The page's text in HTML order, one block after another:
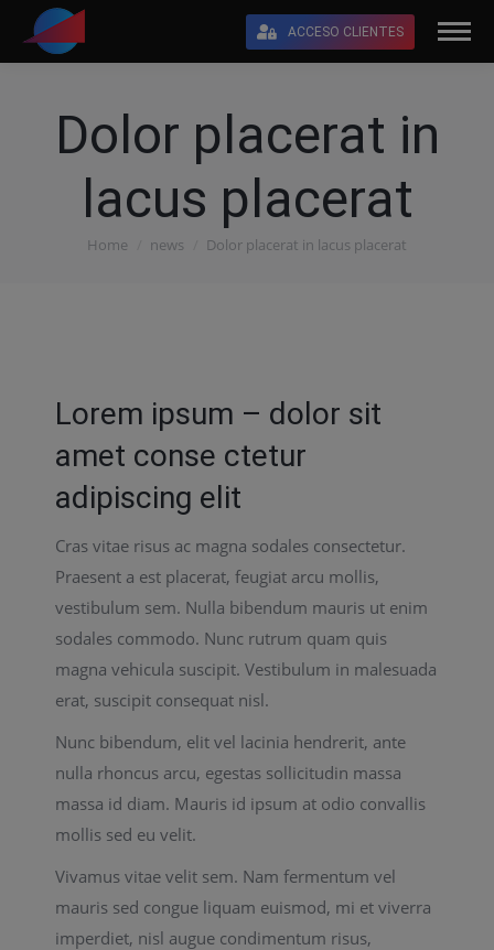
ACCESO CLIENTES
Dolor placerat in
lacus placerat
You are here:
Home news Dolor placerat in lacus placerat
Lorem ipsum – dolor sit
amet conse ctetur
adipiscing elit
Cras vitae risus ac magna sodales consectetur.
Praesent a est placerat, feugiat arcu mollis,
vestibulum sem. Nulla bibendum mauris ut enim
sodales commodo. Nunc rutrum quam quis
magna vehicula suscipit. Vestibulum in malesuada
erat, suscipit consequat nisl.
Nunc bibendum, elit vel lacinia hendrerit, ante
nulla rhoncus arcu, egestas sollicitudin massa
massa id diam. Mauris id ipsum at odio convallis
mollis sed eu velit.
Vivamus vitae velit sem. Nam fermentum vel
mauris sed congue liquam euismod, mi et viverra
imperdiet, nisl augue condimentum risus,